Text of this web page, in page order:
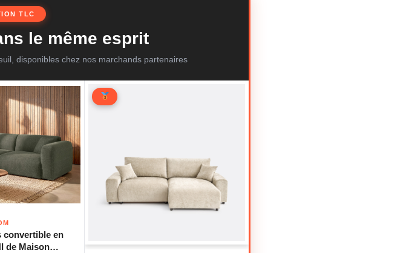
TLC
le même esprit
disponibles chez nos marchands partenaires
convertible en
de Maison